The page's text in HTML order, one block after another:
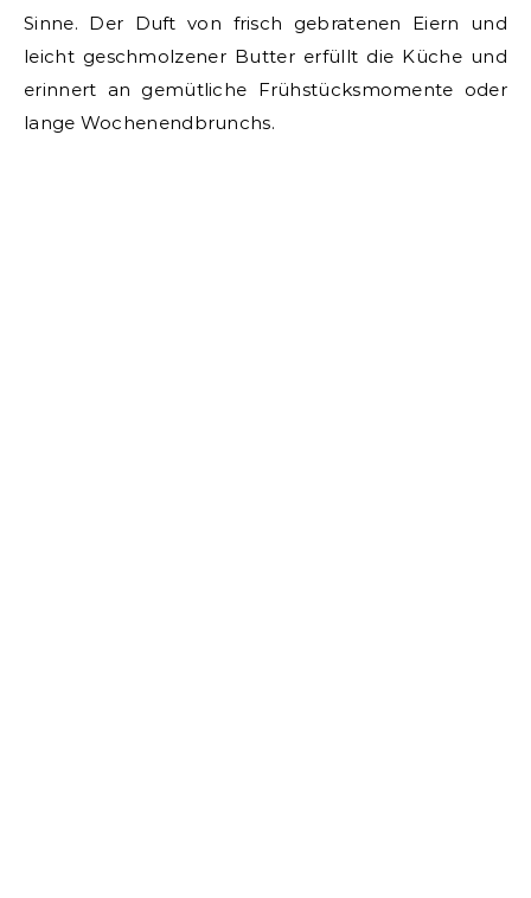
Sinne. Der Duft von frisch gebratenen Eiern und
leicht geschmolzener Butter erfüllt die Küche und
erinnert an gemütliche Frühstücksmomente oder
lange Wochenendbrunchs.